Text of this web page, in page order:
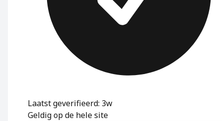
Laatst geverifieerd: 3w
Geldig op de hele site